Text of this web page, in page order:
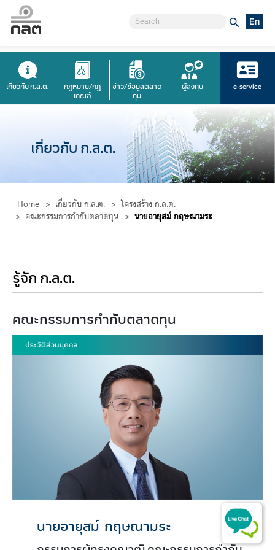
En
เกี่ยวกับ ก.ล.ต.
กฎหมาย/กฎ
เกณฑ์
ข่าว/ข้อมูลตลาด
ทุน
ผู้ลงทุน e-service
เกี่ยวกับ ก.ล.ต.
Home > เกี่ยวกับ ก.ล.ต. >โครงสร้าง ก.ล.ต.
> คณะกรรมการกำกับตลาดทุน > นายอายุสม์ กฤษณามระ
รู้จัก ก.ล.ต.
​​​​​​​​​คณะกรรมการกำกับตลาดทุน
นายอายุสม์ กฤษณามระ